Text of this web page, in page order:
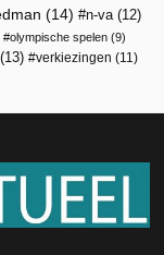
(14) n-va (12)
olympische spelen (9)
(13) verkiezingen (11)